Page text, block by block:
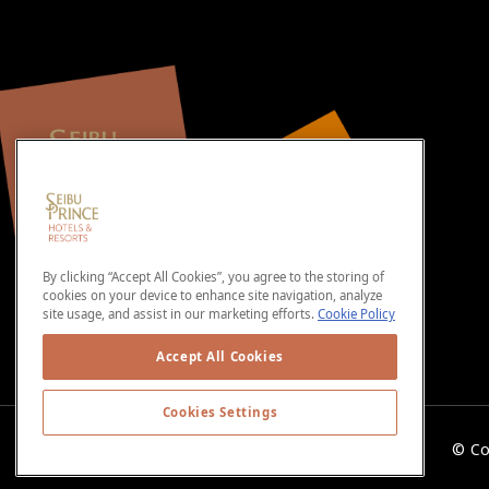
©
By clicking “Accept All Cookies”, you agree to the storing of
cookies on your device to enhance site navigation, analyze
site usage, and assist in our marketing efforts. Cookie Policy
Accept All Cookies
Cookies Settings